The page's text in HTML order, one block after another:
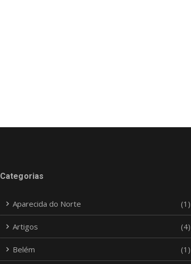
Categorias
Aparecida do Norte (1)
Artigos (4)
Belém (1)